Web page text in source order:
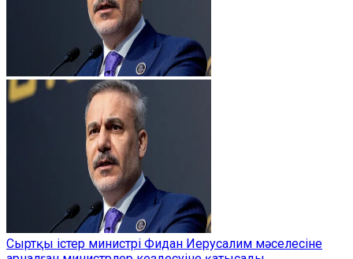
Сыртқы істер министрі Фидан Иерусалим мәселесіне